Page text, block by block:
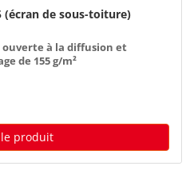
(écran de sous-toiture)
à la diffusion et
de 155 g/m²
produit